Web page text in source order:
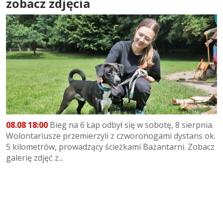
zobacz zdjęcia
08.08 18:00 Bieg na 6 Łap odbył się w sobotę, 8 sierpnia.
Wolontariusze przemierzyli z czworonogami dystans ok.
5 kilometrów, prowadzący ścieżkami Bażantarni. Zobacz
galerię zdjęć z...